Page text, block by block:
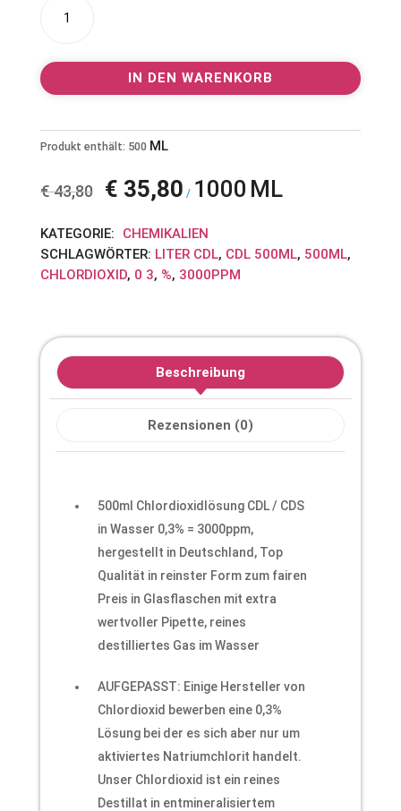
CDS
Chlordioxid
500ml
HDPE
Menge
IN DEN WARENKORB
Produkt enthält: 500 ML
€43,80 € 35,80 / 1000 ML
KATEGORIE:
CHEMIKALIEN
SCHLAGWÖRTER: LITER CDL, CDL 500ML, 500ML,
CHLORDIOXID, 0 3, %, 3000PPM
Beschreibung
Rezensionen (0)
500ml Chlordioxidlösung CDL / CDS
in Wasser 0,3% = 3000ppm,
hergestellt in Deutschland, Top
Qualität in reinster Form zum fairen
Preis in Glasflaschen mit extra
wertvoller Pipette, reines
destilliertes Gas im Wasser
AUFGEPASST: Einige Hersteller von
Chlordioxid bewerben eine 0,3%
Lösung bei der es sich aber nur um
aktiviertes Natriumchlorit handelt.
Unser Chlordioxid ist ein reines
Destillat in entmineralisiertem